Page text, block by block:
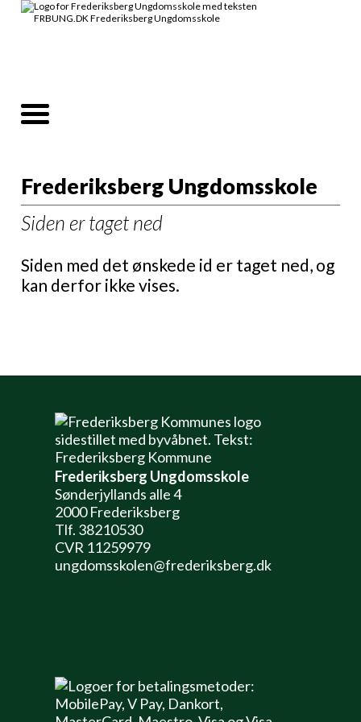
Frederiksberg Ungdomsskole
Siden er taget ned
Siden med det ønskede id er taget ned, og
kan derfor ikke vises.
Frederiksberg Ungdomsskole
Sønderjyllands alle 4
2000 Frederiksberg
Tlf. 38210530
CVR 11259979
ungdomsskolen@frederiksberg.dk